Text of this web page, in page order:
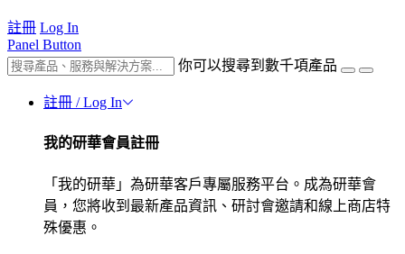
註冊 Log In
Panel Button
你可以搜尋到數千項產品
註冊 / Log In
我的研華會員註冊
「我的研華」為研華客戶專屬服務平台。成為研華會
員，您將收到最新產品資訊、研討會邀請和線上商店特
殊優惠。